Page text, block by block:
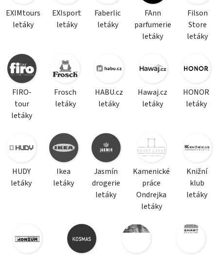
EXIMtours
letáky
EXIsport
letáky
Faberlic
letáky
FAnn
parfumerie
letáky
Filson
Store
letáky
FIRO-
tour
letáky
Frosch
letáky
HABU.cz
letáky
Hawaj.cz
letáky
HONOR
letáky
HUDY
letáky
Ikea
letáky
Jasmín
drogerie
letáky
Kamenické
práce
Ondrejka
letáky
Knižní
klub
letáky